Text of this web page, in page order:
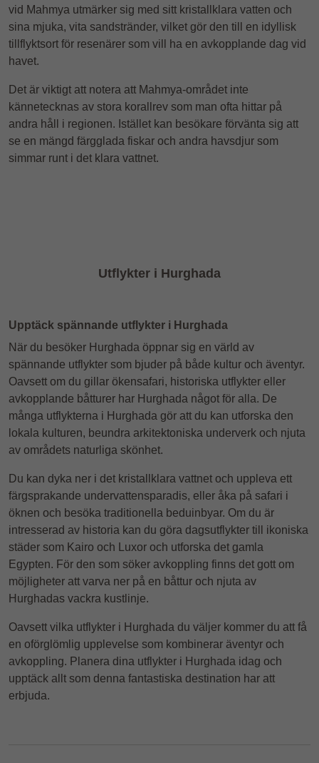
vid Mahmya utmärker sig med sitt kristallklara vatten och
sina mjuka, vita sandstränder, vilket gör den till en idyllisk
tillflyktsort för resenärer som vill ha en avkopplande dag vid
havet.
Det är viktigt att notera att Mahmya-området inte
kännetecknas av stora korallrev som man ofta hittar på
andra håll i regionen. Istället kan besökare förvänta sig att
se en mängd färgglada fiskar och andra havsdjur som
simmar runt i det klara vattnet.
Utflykter i Hurghada
Upptäck spännande utflykter i Hurghada
När du besöker Hurghada öppnar sig en värld av
spännande utflykter som bjuder på både kultur och äventyr.
Oavsett om du gillar ökensafari, historiska utflykter eller
avkopplande båtturer har Hurghada något för alla. De
många utflykterna i Hurghada gör att du kan utforska den
lokala kulturen, beundra arkitektoniska underverk och njuta
av områdets naturliga skönhet.
Du kan dyka ner i det kristallklara vattnet och uppleva ett
färgsprakande undervattensparadis, eller åka på safari i
öknen och besöka traditionella beduinbyar. Om du är
intresserad av historia kan du göra dagsutflykter till ikoniska
städer som Kairo och Luxor och utforska det gamla
Egypten. För den som söker avkoppling finns det gott om
möjligheter att varva ner på en båttur och njuta av
Hurghadas vackra kustlinje.
Oavsett vilka utflykter i Hurghada du väljer kommer du att få
en oförglömlig upplevelse som kombinerar äventyr och
avkoppling. Planera dina utflykter i Hurghada idag och
upptäck allt som denna fantastiska destination har att
erbjuda.